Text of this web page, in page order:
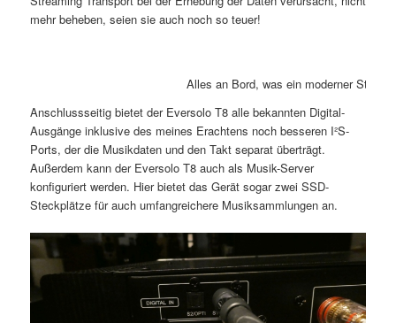
mehr beheben, seien sie auch noch so teuer!
Alles an Bord, was ein moderner
Anschlussseitig bietet der Eversolo T8 alle bekannten Digital-
Ausgänge inklusive des meines Erachtens noch besseren I²S-
Ports, der die Musikdaten und den Takt separat überträgt.
Außerdem kann der Eversolo T8 auch als Musik-Server
konfiguriert werden. Hier bietet das Gerät sogar zwei SSD-
Steckplätze für auch umfangreichere Musiksammlungen an.